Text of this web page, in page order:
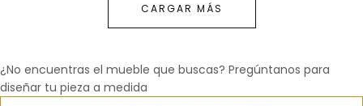
CARGAR MÁS
¿No encuentras el mueble que buscas? Pregúntanos para
diseñar tu pieza a medida